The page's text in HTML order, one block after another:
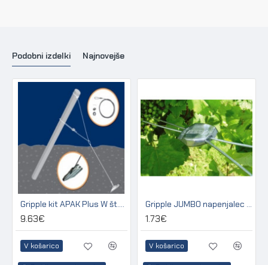
Podobni izdelki Najnovejše
Gripple kit APAK Plus W št.3 za sidranje lesenih in betonskih stebrov
9.63€
V košarico
Gripple JUMBO napenjalec za žico 2,50 - 3,15 mm (pakir. 20 kos)
1.73€
V košarico